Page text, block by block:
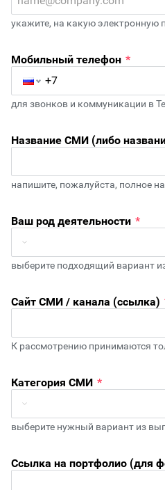
укажите, на какую электронную
Мобильный телефон *
для звонков и коммуникации в
Название СМИ (либо
напишите, пожалуйста, полное
Ваш род деятельности *
выберите подходящий вариант
Сайт СМИ / канала (ссылка)
К рассмотрению принимаются
Категория СМИ *
выберите нужный вариант из
Ссылка на портфолио (для